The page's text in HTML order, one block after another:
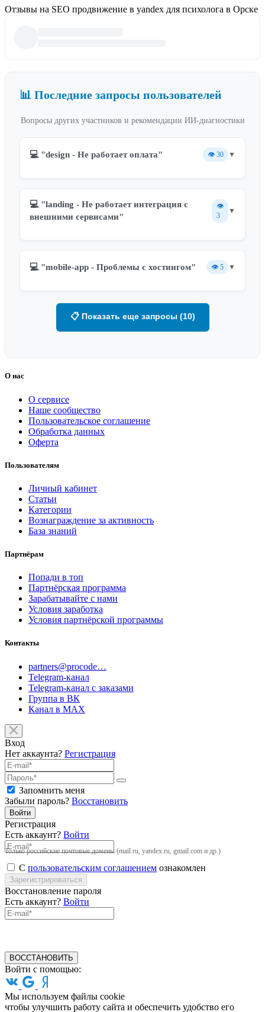
Отзывы на SEO продвижение в yandex для психолога в Орске
📊 Последние запросы пользователей
Вопросы других участников и рекомендации ИИ-диагностики
💻 "design - Не работает оплата" 👁️ 30 ▼
💻 "landing - Не работает интеграция с
внешними сервисами"
👁️
3
▼
💻 "mobile-app - Проблемы с хостингом" 👁️ 5 ▼
📋 Показать еще запросы (10)
О нас
О сервисе
Наше сообщество
Пользовательское соглашение
Обработка данных
Оферта
Пользователям
Личный кабинет
Статьи
Категории
Вознаграждение за активность
База знаний
Партнёрам
Попади в топ
Партнёрская программа
Зарабатывайте с нами
Условия заработка
Условия партнёрской программы
Контакты
partners@procode…
Telegram-канал
Telegram-канал с заказами
Группа в ВК
Канал в MAX
Вход
Нет аккаунта? Регистрация
Запомнить меня
Забыли пароль? Восстановить
Войти
Регистрация
Есть аккаунт? Войти
Только российские почтовые домены (mail.ru, yandex.ru, gmail.com и др.)
С пользовательским соглашением ознакомлен
Зарегистрироваться
Восстановление пароля
Есть аккаунт? Войти
ВОССТАНОВИТЬ
Войти с помощью:
Мы используем файлы cookie
чтобы улучшить работу сайта и обеспечить удобство его